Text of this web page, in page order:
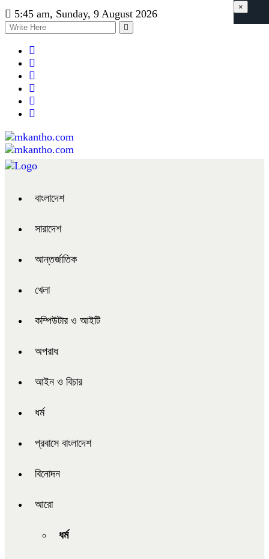
5:45 am, Sunday, 9 August 2026
বাংলাদেশ
সারাদেশ
আন্তর্জাতিক
খেলা
কম্পিউটার ও আইটি
অপরাধ
আইন ও বিচার
ধর্ম
প্রবাসে বাংলাদেশ
বিনোদন
আরো
ধর্ম
×